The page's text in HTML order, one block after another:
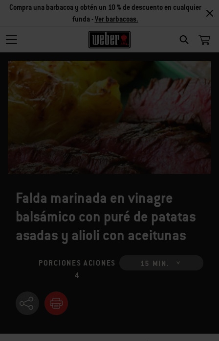
SEARCH
Compra una barbacoa y obtén un 10 % de descuento en cualquier
funda -Ver barbacoas.
Falda marinada en vinagre
balsámico con puré de patatas
asadas y alioli con aceitunas
PORCIONES ACIONES
4
15 MIN.